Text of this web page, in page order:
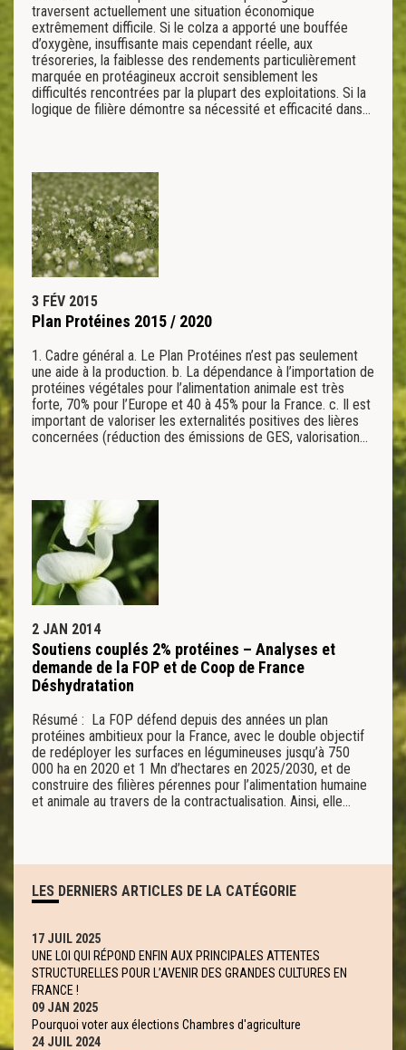
traversent actuellement une situation économique
extrêmement difficile. Si le colza a apporté une bouffée
d’oxygène, insuffisante mais cependant réelle, aux
trésoreries, la faiblesse des rendements particulièrement
marquée en protéagineux accroit sensiblement les
difficultés rencontrées par la plupart des exploitations. Si la
logique de filière démontre sa nécessité et efficacité dans…
3 FÉV 2015
Plan Protéines 2015 / 2020
1. Cadre général a. Le Plan Protéines n’est pas seulement
une aide à la production. b. La dépendance à l’importation de
protéines végétales pour l’alimentation animale est très
forte, 70% pour l’Europe et 40 à 45% pour la France. c. Il est
important de valoriser les externalités positives des lières
concernées (réduction des émissions de GES, valorisation…
2 JAN 2014
Soutiens couplés 2% protéines – Analyses et
demande de la FOP et de Coop de France
Déshydratation
Résumé : La FOP défend depuis des années un plan
protéines ambitieux pour la France, avec le double objectif
de redéployer les surfaces en légumineuses jusqu’à 750
000 ha en 2020 et 1 Mn d’hectares en 2025/2030, et de
construire des filières pérennes pour l’alimentation humaine
et animale au travers de la contractualisation. Ainsi, elle…
LES DERNIERS ARTICLES DE LA CATÉGORIE
17 JUIL 2025
UNE LOI QUI RÉPOND ENFIN AUX PRINCIPALES ATTENTES
STRUCTURELLES POUR L’AVENIR DES GRANDES CULTURES EN
FRANCE !
09 JAN 2025
Pourquoi voter aux élections Chambres d'agriculture
24 JUIL 2024